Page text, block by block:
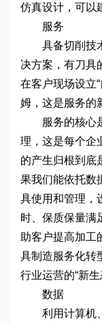
仿真设计，可以
服务
具备切削技术
决方案，有刀具
在客户现场设立
姆，这是服务的
服务的核心是
理，这是每个企
的产生归根到底
果我们能依托数
具使用和管理，
时、保质保量满
助客户提高加工
具制造服务化转
行业运营的“新生
数据
利用计算机、